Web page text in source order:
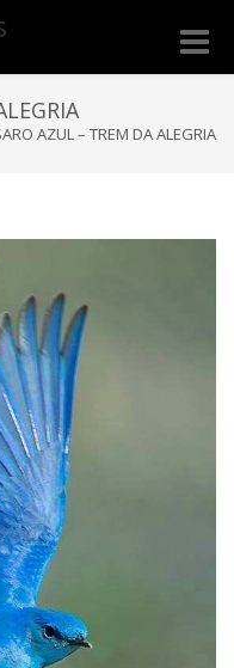
Toggle
AZUL – TREM DA ALEGRIA